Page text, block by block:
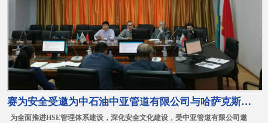
赛为安全受邀为中石油中亚管道有限公司与哈萨克斯坦国家石油和天然气公司（KMG）的三家合资公司做HSE管理审核
为全面推进HSE管理体系建设，深化安全文化建设，受中亚管道有限公司邀